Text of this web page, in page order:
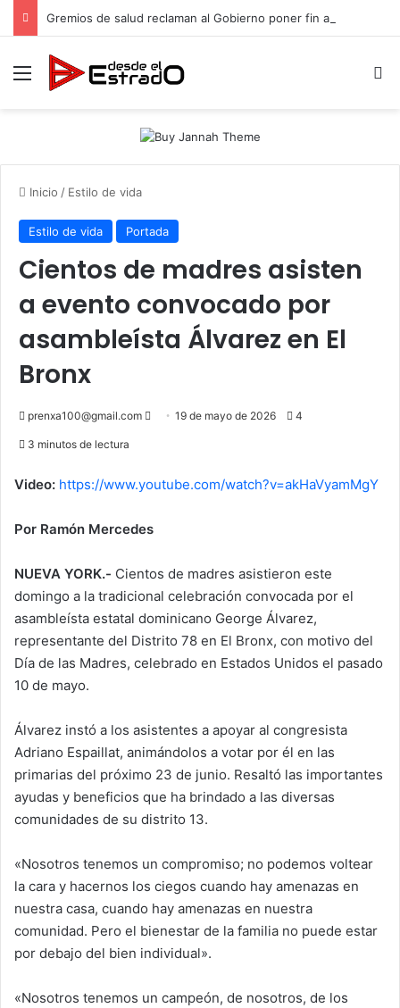
Menú
Inicio / Estilo de vida
Estilo de vida Portada
Cientos de madres asisten
a evento convocado por
asambleísta Álvarez en El
Bronx
prenxa100@gmail.com
Send19 de mayo de 2026 4
3 minutos de lectura
Video: https://www.youtube.com/watch?v=akHaVyamMgY
Por Ramón Mercedes
NUEVA YORK.- Cientos de madres asistieron este
domingo a la tradicional celebración convocada por el
asambleísta estatal dominicano George Álvarez,
representante del Distrito 78 en El Bronx, con motivo del
Día de las Madres, celebrado en Estados Unidos el pasado
10 de mayo.
Álvarez instó a los asistentes a apoyar al congresista
Adriano Espaillat, animándolos a votar por él en las
primarias del próximo 23 de junio. Resaltó las importantes
ayudas y beneficios que ha brindado a las diversas
comunidades de su distrito 13.
«Nosotros tenemos un compromiso; no podemos voltear
la cara y hacernos los ciegos cuando hay amenazas en
nuestra casa, cuando hay amenazas en nuestra
comunidad. Pero el bienestar de la familia no puede estar
por debajo del bien individual».
«Nosotros tenemos un campeón, de nosotros, de los